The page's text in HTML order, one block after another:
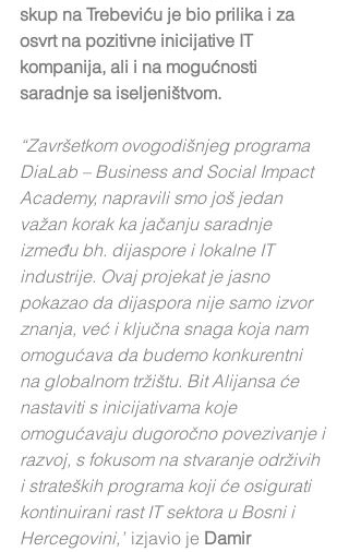
skup na Trebeviću je bio prilika i za
osvrt na pozitivne inicijative IT
kompanija, ali i na mogućnosti
saradnje sa iseljeništvom.
“Završetkom ovogodišnjeg programa
DiaLab – Business and Social Impact
Academy, napravili smo još jedan
važan korak ka jačanju saradnje
između bh. dijaspore i lokalne IT
industrije. Ovaj projekat je jasno
pokazao da dijaspora nije samo izvor
znanja, već i ključna snaga koja nam
omogućava da budemo konkurentni
na globalnom tržištu. Bit Alijansa će
nastaviti s inicijativama koje
omogućavaju dugoročno povezivanje i
razvoj, s fokusom na stvaranje održivih
i strateških programa koji će osigurati
kontinuirani rast IT sektora u Bosni i
Hercegovini,” izjavio je Damir